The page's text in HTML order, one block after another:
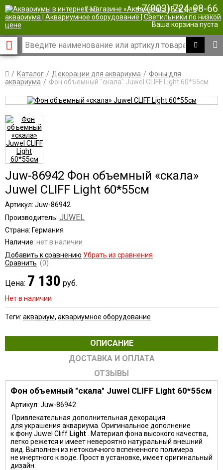
| +7(903) 724-98-66
Ваша корзина пуста
Каталог Декорации для аквариума
Фоны для
аквариума
Фон объемный "скала" Juwel CLIFF Light 60*55см
Juw-86942 Фон объемный «скала»
Juwel CLIFF Light 60*55см
Артикул: Juw-86942
Производитель: JUWEL
Страна: Германия
Наличие: нет в наличии
Добавить к сравнению Убрать из сравнения
Сравнить (0)
Цена: 7 130 руб.
Нет в наличии
Теги: аквариум, аквариумное оборудование
ОПИСАНИЕ
ДОСТАВКА И ОПЛАТА
ОТЗЫВЫ
Фон объемный "скала" Juwel CLIFF Light 60*55см
Артикул: Juw-86942
Привлекательная дополнительная декорация
для украшения аквариума. Оригинальное дополнение
к фону Juwel Cliff Light
. Материал фона высокого качества,
легко режется и имеет невероятно натуральный внешний
вид. Выполнен из нетоксичного вспененного полимера
не инертного к воде. Прост в установке, имеет оригинальный
дизайн.